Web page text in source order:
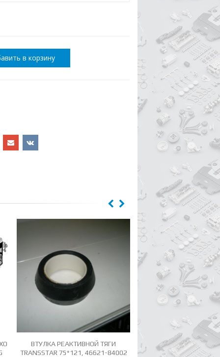
в корзину
ВТУЛКА РЕАКТИВНОЙ ТЯГИ
TRANSSTAR 75*121, 46621-84002
АМОРТИЗАТОР
ОТСЕКА, ДЛИНА